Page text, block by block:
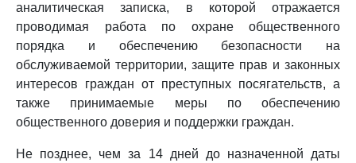
аналитическая записка, в которой отражается
проводимая работа по охране общественного
порядка и обеспечению безопасности на
обслуживаемой территории, защите прав и законных
интересов граждан от преступных посягательств, а
также принимаемые меры по обеспечению
общественного доверия и поддержки граждан.
Не позднее, чем за 14 дней до назначенной даты